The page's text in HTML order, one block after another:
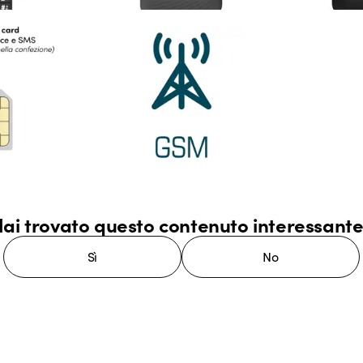
trovato questo contenuto
Sì No